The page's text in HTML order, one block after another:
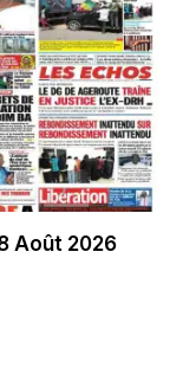
Août 2026